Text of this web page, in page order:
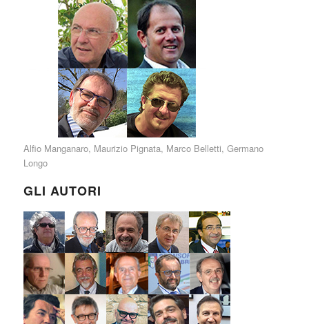
Alfio Manganaro, Maurizio Pignata, Marco Belletti, Germano
Longo
GLI AUTORI